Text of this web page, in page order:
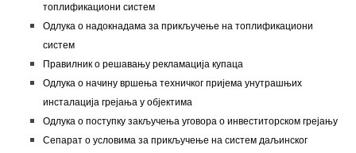
топлификациони систем
Одлука о надокнадама за прикључење на топлификациони
систем
Правилник о решавању рекламација купаца
Одлука о начину вршења техничког пријема унутрашњих
инсталација грејања у објектима
Одлука о поступку закључења уговора о инвеститорском грејању
Сепарат о условима за прикључење на систем даљинског